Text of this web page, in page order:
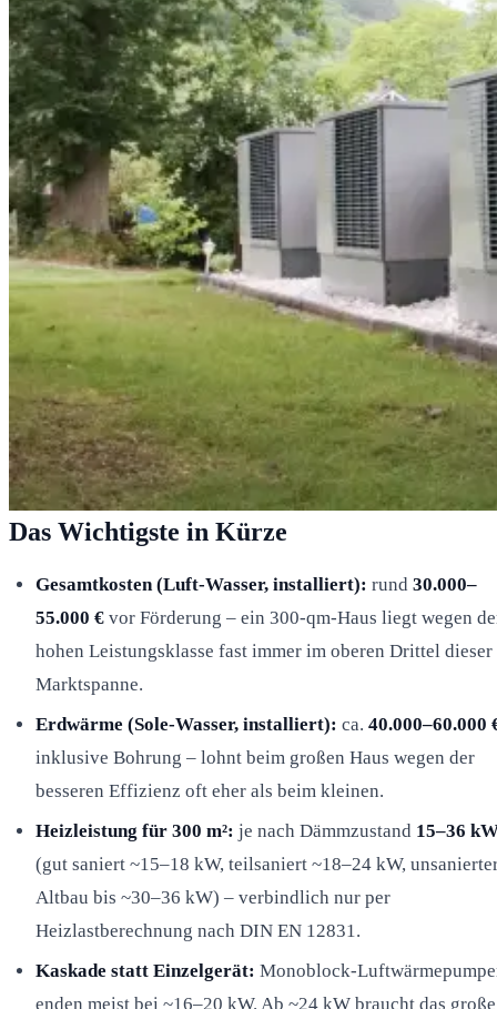
Das Wichtigste in Kürze
Gesamtkosten (Luft-Wasser, installiert): rund 30.000–
55.000 € vor Förderung – ein 300-qm-Haus liegt wegen
hohen Leistungsklasse fast immer im oberen Drittel dieser
Marktspanne.
Erdwärme (Sole-Wasser, installiert): ca. 40.000–60.000
inklusive Bohrung – lohnt beim großen Haus wegen der
besseren Effizienz oft eher als beim kleinen.
Heizleistung für 300 m²: je nach Dämmzustand 15–36
(gut saniert ~15–18 kW, teilsaniert ~18–24 kW,
Altbau bis ~30–36 kW) – verbindlich nur per
Heizlastberechnung nach DIN EN 12831.
Kaskade statt Einzelgerät: Monoblock-
enden meist bei ~16–20 kW. Ab ~24 kW braucht das große